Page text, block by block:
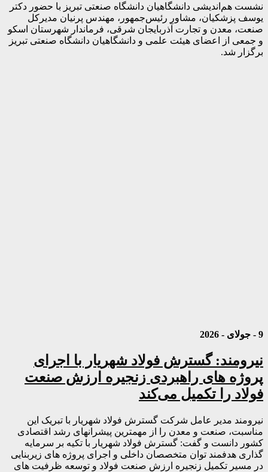
نشست هم‌اندیشی دانشگاهیان دانشگاه صنعتی تبریز با حضور دکتر
یوسف پزشکیان، مشاور رئیس‌جمهور، مهندس پرنیان مدیرکل
صنعت، معدن و تجارت آذربایجان شرقی، فرماندار شهرستان اسکو
و جمعی از اعضای هیئت علمی و دانشگاهیان دانشگاه صنعتی تبریز
برگزار شد.
9 - جولای - 2026
نیرومند: گسترش فولاد شهریار با اجرای
پروژه های راهبردی زنجیره ارزش صنعت
فولاد را تکمیل می‌کند
نیرومند مدیر عامل شرکت گسترش فولاد شهریار با تبریک این
مناسبت، صنعت و معدن را از مهمترین پیشرانهای رشد اقتصادی
کشور دانست و گفت: گسترش فولاد شهریار با تکیه بر سرمایه
گذاری هدفمند توان متخصصان داخلی و اجرای پروژه های زیربنایی
در مسیر تکمیل زنجیره ارزش صنعت فولاد و توسعه ظرفیت های